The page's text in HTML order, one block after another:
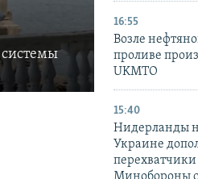
системы
16:55
Возле
проливе
UKMTO
15:40
Нидерланды
Украине
перехватчики